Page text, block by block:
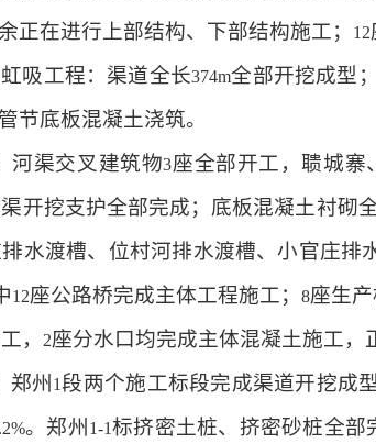
正在进行上部结构、下部结构施工； 12
吸工程：渠道全长374m全部开挖成型
管节底板混凝土浇筑。
河渠交叉建筑物3座全部开工，聩城寨
开挖支护全部完成；底板混凝土衬砌
水渡槽、位村河排水渡槽、小官庄排
12座公路桥完成主体工程施工； 8座生
，
2座分水口均完成主体混凝土施工，
郑州 1段两个施工标段完成渠道开挖成
。郑州 1-1标挤密土桩、挤密砂桩全部